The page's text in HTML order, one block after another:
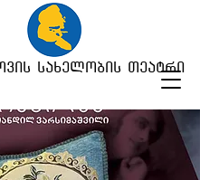
სახელობის თეატრი